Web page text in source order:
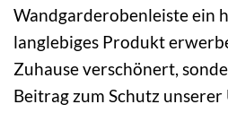
Wandgarderobenleiste ein
langlebiges Produkt
Zuhause verschönert,
Beitrag zum Schutz